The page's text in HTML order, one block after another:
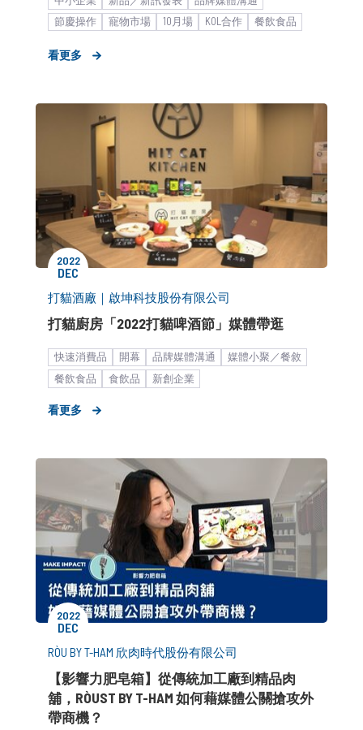
節慶操作
寵物市場 10月場 KOL合作
餐飲食品
看更多
2022
DEC
打貓酒廠｜啟坤科技股份有限公司
打貓廚房「2022打貓啤酒節」媒體帶逛
快速消費品 開幕 品牌媒體溝通
媒體小聚／餐敘
餐飲食品
食飲品 新創企業
看更多
2022
DEC
RÒU BY T-HAM 欣肉時代股份有限公司
【影響力肥皂箱】從傳統加工廠到精品肉
舖，RÒUST BY T-HAM 如何藉媒體公關搶攻外
帶商機？